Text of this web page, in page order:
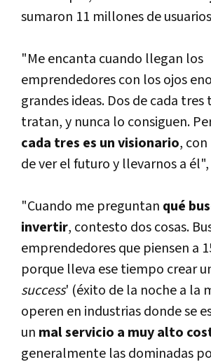
sumaron 11 millones de
"Me encanta cuando llegan los
emprendedores con los ojos
grandes ideas. Dos de cada
tratan, y nunca lo consiguen.
cada tres es un visionario,
de ver el futuro y llevarnos a
"Cuando me preguntan qué
invertir, contesto dos cosas.
emprendedores que piensen a
porque lleva ese tiempo crear
success' (éxito de la noche a la
operen en industrias donde se
un mal servicio a muy alto
generalmente las dominadas